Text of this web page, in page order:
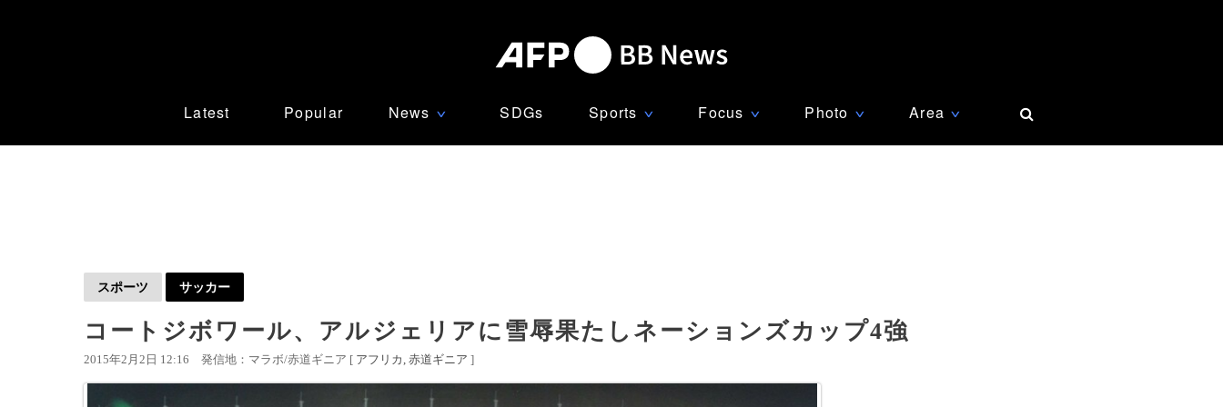
Latest Popular News ∨ SDGs Sports ∨ Focus ∨ Photo ∨ Area ∨
スポーツ サッカー
コートジボワール、アルジェリアに雪辱果たしネーションズカップ4強
2015年2月2日 12:16 発信地：マラボ/赤道ギニア [ アフリカ 赤道ギニア ]